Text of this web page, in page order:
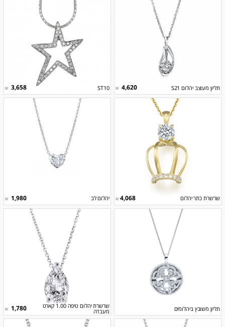
ST10
3,658
₪ תליון מעוצב יהלום S21 4,620
₪
יהלום לב 1,980
₪ שרשרת כתר יהלום 4,068
₪
שרשרת יהלום טיפה 1.00 קארט
מעבדה
1,780
₪ תליון משובץ ביהלומים